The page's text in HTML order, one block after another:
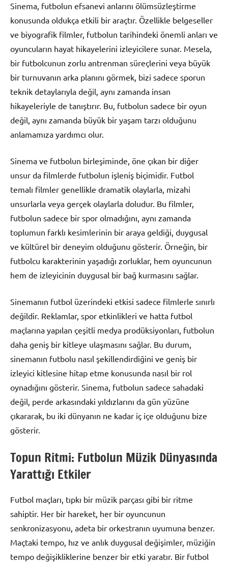
Sinema, futbolun efsanevi anlarını ölümsüzleştirme
konusunda oldukça etkili bir araçtır. Özellikle belgeseller
ve biyografik filmler, futbolun tarihindeki önemli anları ve
oyuncuların hayat hikayelerini izleyicilere sunar. Mesela,
bir futbolcunun zorlu antrenman süreçlerini veya büyük
bir turnuvanın arka planını görmek, bizi sadece sporun
teknik detaylarıyla değil, aynı zamanda insan
hikayeleriyle de tanıştırır. Bu, futbolun sadece bir oyun
değil, aynı zamanda büyük bir yaşam tarzı olduğunu
anlamamıza yardımcı olur.
Sinema ve futbolun birleşiminde, öne çıkan bir diğer
unsur da filmlerde futbolun işleniş biçimidir. Futbol
temalı filmler genellikle dramatik olaylarla, mizahi
unsurlarla veya gerçek olaylarla doludur. Bu filmler,
futbolun sadece bir spor olmadığını, aynı zamanda
toplumun farklı kesimlerinin bir araya geldiği, duygusal
ve kültürel bir deneyim olduğunu gösterir. Örneğin, bir
futbolcu karakterinin yaşadığı zorluklar, hem oyuncunun
hem de izleyicinin duygusal bir bağ kurmasını sağlar.
Sinemanın futbol üzerindeki etkisi sadece filmlerle sınırlı
değildir. Reklamlar, spor etkinlikleri ve hatta futbol
maçlarına yapılan çeşitli medya prodüksiyonları, futbolun
daha geniş bir kitleye ulaşmasını sağlar. Bu durum,
sinemanın futbolu nasıl şekillendirdiğini ve geniş bir
izleyici kitlesine hitap etme konusunda nasıl bir rol
oynadığını gösterir. Sinema, futbolun sadece sahadaki
değil, perde arkasındaki yıldızlarını da gün yüzüne
çıkararak, bu iki dünyanın ne kadar iç içe olduğunu bize
gösterir.
Topun Ritmi: Futbolun Müzik Dünyasında
Yarattığı Etkiler
Futbol maçları, tıpkı bir müzik parçası gibi bir ritme
sahiptir. Her bir hareket, her bir oyuncunun
senkronizasyonu, adeta bir orkestranın uyumuna benzer.
Maçtaki tempo, hız ve anlık duygusal değişimler, müziğin
tempo değişikliklerine benzer bir etki yaratır. Bir futbol